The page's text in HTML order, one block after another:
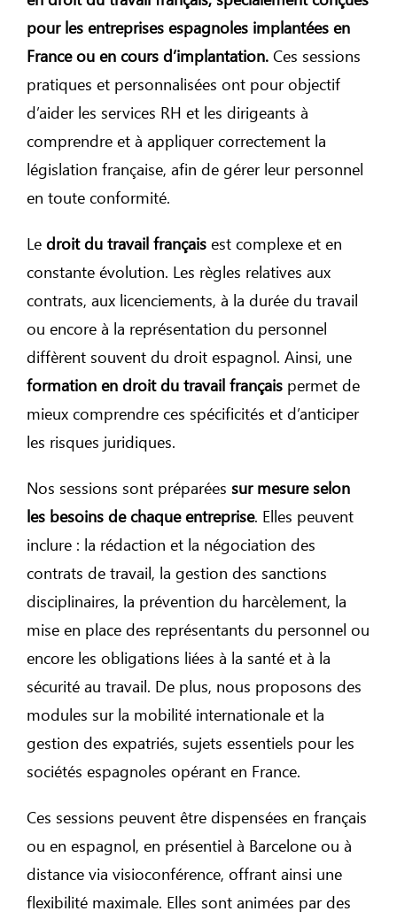
pour les entreprises espagnoles implantées en
France ou en cours d’implantation.Ces sessions
pratiques et personnalisées ont pour objectif
d’aider les services RH et les dirigeants à
comprendre et à appliquer correctement la
législation française, afin de gérer leur personnel
en toute conformité.
Le droit du travail français est complexe et en
constante évolution. Les règles relatives aux
contrats, aux licenciements, à la durée du travail
ou encore à la représentation du personnel
diffèrent souvent du droit espagnol. Ainsi, une
formation en droit du travail françaispermet de
mieux comprendre ces spécificités et d’anticiper
les risques juridiques.
Nos sessions sont préparées sur mesure selon
les besoins de chaque entreprise. Elles peuvent
inclure : la rédaction et la négociation des
contrats de travail, la gestion des sanctions
disciplinaires, la prévention du harcèlement, la
mise en place des représentants du personnel ou
encore les obligations liées à la santé et à la
sécurité au travail. De plus, nous proposons des
modules sur la mobilité internationale et la
gestion des expatriés, sujets essentiels pour les
sociétés espagnoles opérant en France.
Ces sessions peuvent être dispensées en français
ou en espagnol, en présentiel à Barcelone ou à
distance via visioconférence, offrant ainsi une
flexibilité maximale. Elles sont animées par des